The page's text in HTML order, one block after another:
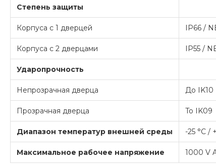
Степень защиты
Корпуса с 1 дверцей IP66 /
Корпуса с 2 дверцами IP55 /
Ударопрочность
Непрозрачная дверца До IK10
Прозрачная дверца To IK09
Диапазон температур внешней среды -25 °C /
Максимальное рабочее напряжение 1000 V